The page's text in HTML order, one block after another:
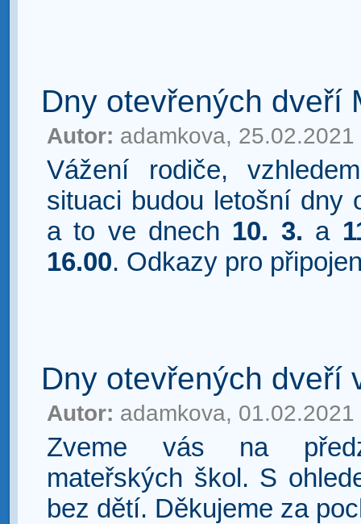
Dny otevřených dveří
Autor: adamkova, 25.02.2021
Vážení rodiče,
situaci budou letošní dny
a to ve dnech 10. 3. a
16.00. Odkazy pro
Dny otevřených dveří
Autor: adamkova, 01.02.2021
Zveme vás na
mateřských škol. S
bez dětí. Děkujeme za